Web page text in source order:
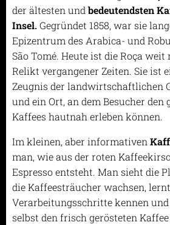
der ältesten undbedeutendsten
Insel.Gegründet 1858, war sie
Epizentrum des Arabica- und
São Tomé. Heute ist die Roça
Relikt vergangener Zeiten. Sie ist
Zeugnis der landwirtschaftlichen
und ein Ort, an dem Besucher den
Kaffees hautnah erleben können.
Im kleinen, aber informativen
man, wie aus der roten
Espresso entsteht. Man sieht die
die Kaffeesträucher wachsen,
Verarbeitungsschritte kennen
selbst den frisch gerösteten